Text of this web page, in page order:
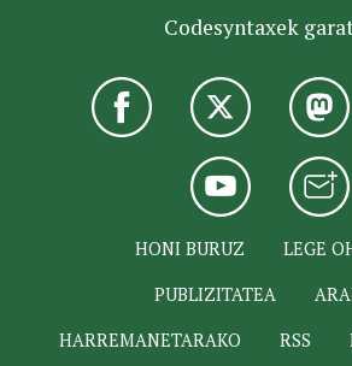
Codesyntaxek
HONI BURUZ
LEGE
PUBLIZITATEA
HARREMANETARAKO
RSS